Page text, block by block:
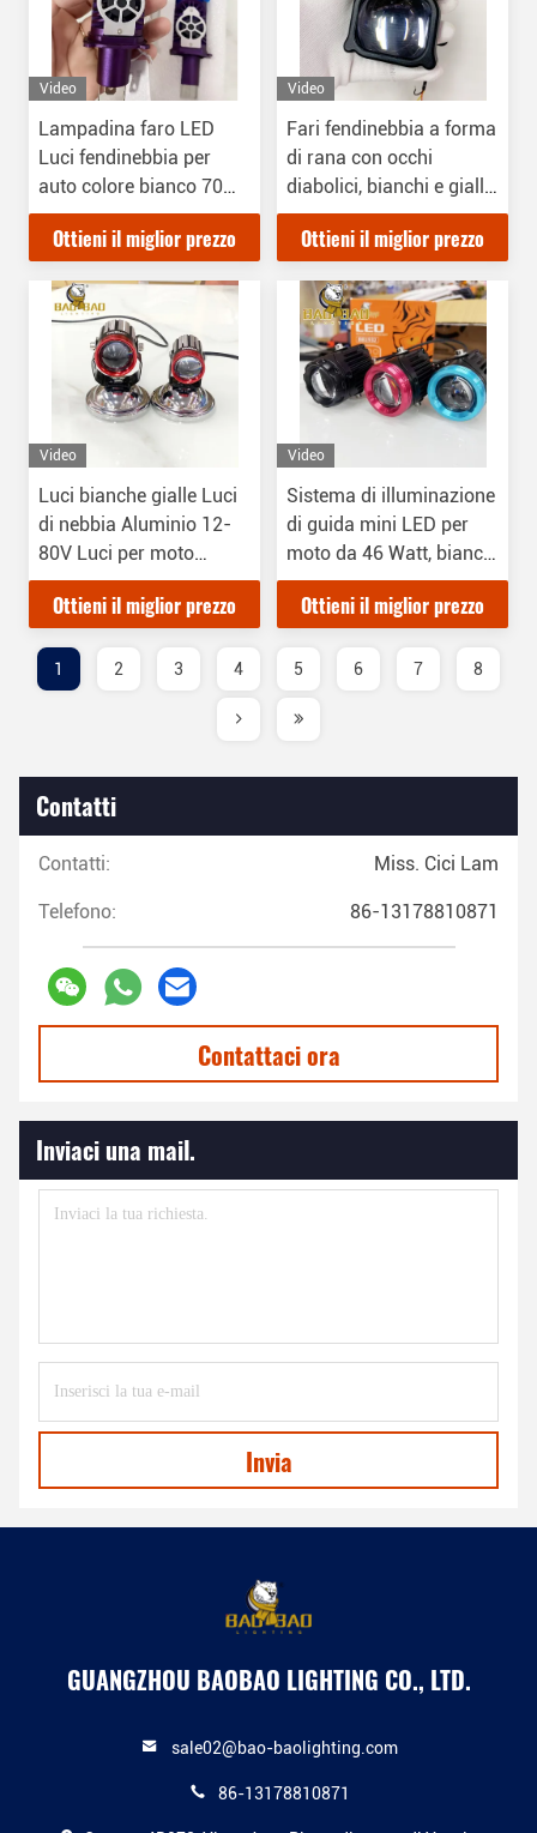
Video
Lampadina faro LED
Luci fendinebbia per
auto colore bianco 70W
impermeabile
Ottieni il miglior prezzo
Video
Fari fendinebbia a forma
di rana con occhi
diabolici, bianchi e gialli,
in alluminio, 12-80V, per
moto
Ottieni il miglior prezzo
Video
Luci bianche gialle Luci
di nebbia Aluminio 12-
80V Luci per moto
BB2514
Ottieni il miglior prezzo
Video
Sistema di illuminazione
di guida mini LED per
moto da 46 Watt, bianco
e giallo a doppio colore,
12-80V
Ottieni il miglior prezzo
1 2 3 4 5 6 7 8
Contatti
Contatti: Miss. Cici Lam
Telefono: 86-13178810871
Contattaci ora
Inviaci una mail.
Invia
GUANGZHOU BAOBAO LIGHTING CO., LTD.
sale02@bao-baolighting.com
86-13178810871